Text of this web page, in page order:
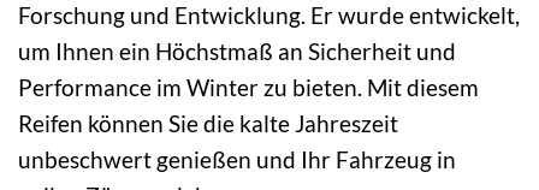
Forschung und Entwicklung. Er wurde entwickelt,
um Ihnen ein Höchstmaß an Sicherheit und
Performance im Winter zu bieten. Mit diesem
Reifen können Sie die kalte Jahreszeit
unbeschwert genießen und Ihr Fahrzeug in